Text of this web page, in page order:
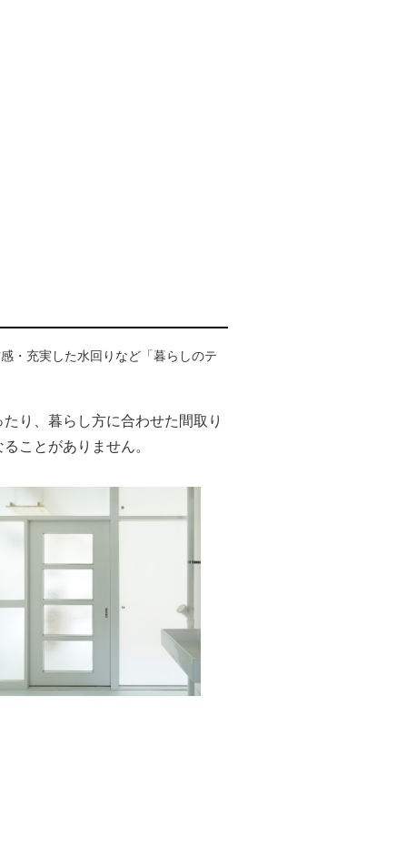
・充実した水回りなど「暮らしのテ
り、暮らし方に合わせた間取り
ことがありません。